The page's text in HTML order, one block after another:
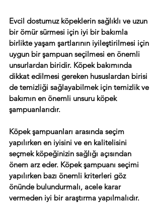
Evcil dostumuz köpeklerin sağlıklı ve uzun
bir ömür sürmesi için iyi bir bakımla
birlikte yaşam şartlarının iyileştirilmesi için
uygun bir şampuan seçilmesi en önemli
unsurlardan biridir. Köpek bakımında
dikkat edilmesi gereken hususlardan birisi
de temizliği sağlayabilmek için temizlik ve
bakımın en önemli unsuru köpek
şampuanlarıdır.
Köpek şampuanları arasında seçim
yapılırken en iyisini ve en kalitelisini
seçmek köpeğinizin sağlığı açısından
önem arz eder. Köpek şampuanı seçimi
yapılırken bazı önemli kriterleri göz
önünde bulundurmalı, acele karar
vermeden iyi bir araştırma yapılmalıdır.